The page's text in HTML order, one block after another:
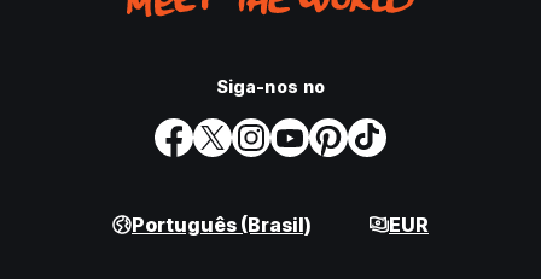
Siga-nos no
Português (Brasil) EUR